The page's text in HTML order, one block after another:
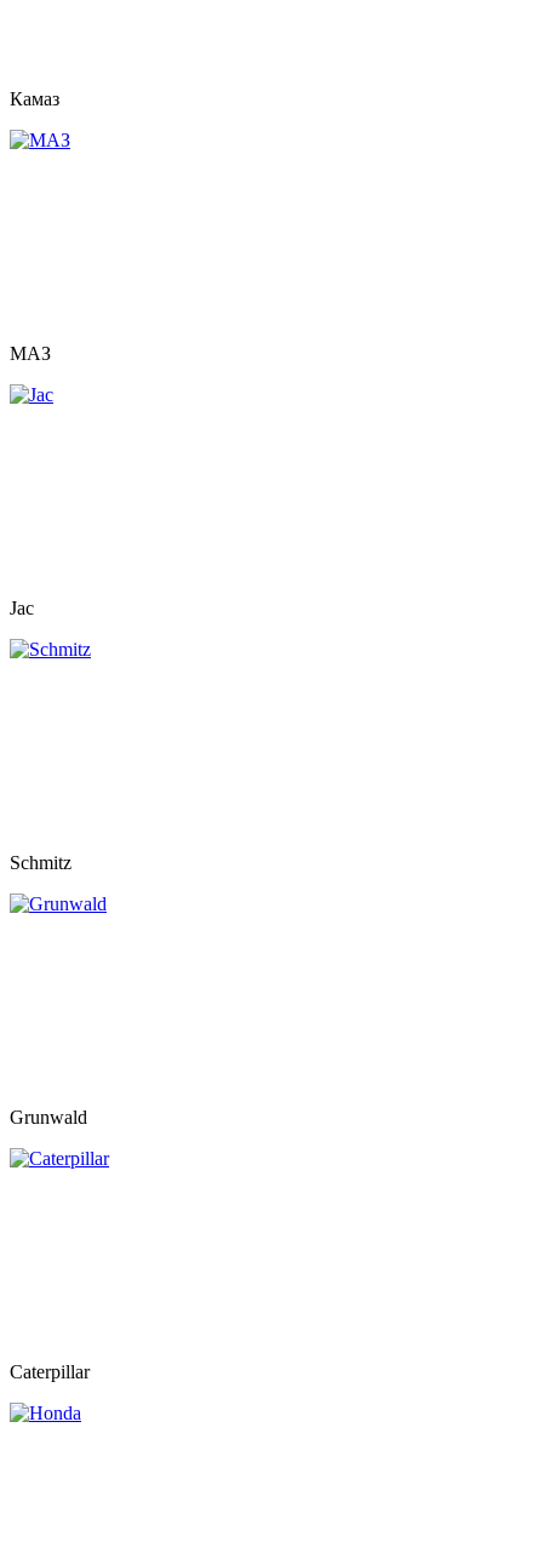
Камаз
МАЗ
Jac
Schmitz
Grunwald
Caterpillar